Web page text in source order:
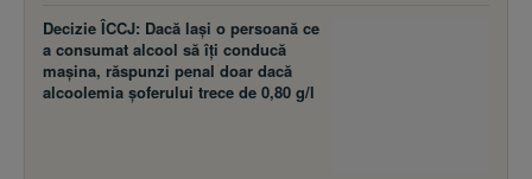
Decizie ÎCCJ: Dacă laşi o persoană ce
a consumat alcool să îţi conducă
maşina, răspunzi penal doar dacă
alcoolemia şoferului trece de 0,80 g/l